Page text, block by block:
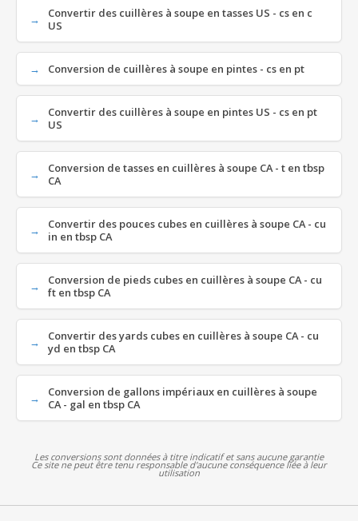
Convertir des cuillères à soupe en tasses US - cs en c
US
Conversion de cuillères à soupe en pintes - cs en pt
Convertir des cuillères à soupe en pintes US - cs en pt
US
Conversion de tasses en cuillères à soupe CA - t en tbsp
CA
Convertir des pouces cubes en cuillères à soupe CA - cu
in en tbsp CA
Conversion de pieds cubes en cuillères à soupe CA - cu
ft en tbsp CA
Convertir des yards cubes en cuillères à soupe CA - cu
yd en tbsp CA
Conversion de gallons impériaux en cuillères à soupe
CA - gal en tbsp CA
Les conversions sont données à titre indicatif et sans aucune garantie
Ce site ne peut être tenu responsable d'aucune conséquence liée à leur
utilisation